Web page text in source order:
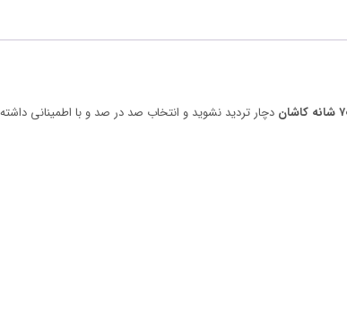
دچار تردید نشوید و انتخاب صد در صد و با اطمینانی